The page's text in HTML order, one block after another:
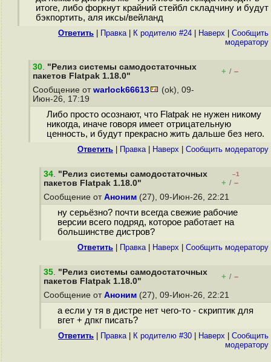
итоге, либо форкнут крайний стейбл складчину и будут
бэкпортить, аля иксы/вейланд
Ответить Правка| К родителю #24 Наверх
Cообщить
модератору
30. "Релиз системы самодостаточных
пакетов Flatpak 1.18.0"
+ / –
Сообщение от warlock66613
(ok), 09-
Июн-26, 17:19
Либо просто осознают, что Flatpak не нужен никому
никогда, иначе говоря имеет отрицательную
ценность, и будут прекрасно жить дальше без него.
Ответить Правка| Наверх Cообщить модератору
34. "Релиз системы самодостаточных
пакетов Flatpak 1.18.0"
–1
+ / –
Сообщение от Аноним (27), 09-Июн-26, 22:21
ну серьёзно? почти всегда свежие рабочие
версии всего подряд, которое работает на
большинстве дистров?
Ответить Правка| Наверх Cообщить модератору
35. "Релиз системы самодостаточных
пакетов Flatpak 1.18.0"
+ / –
Сообщение от Аноним (27), 09-Июн-26, 22:21
а если у тя в дистре нет чего-то - скриптик для
вгет + дпкг писать?
Ответить Правка| К родителю #30 Наверх
Cообщить
модератору